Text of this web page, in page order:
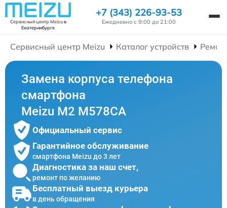
Сервисный центр Meizuв
Екатеринбурге
+7 (343) 226-93-53
Ежедневно с 9:00 до 21:00
Сервисный центр Meizu Каталог устройств
Замена корпуса телефона
смартфона
Meizu M2 M578CA
Официальный сервис
Гарантийное обслуживание
смартфона Meizu до 3 лет
Диагностика за наш счет,
ремонт по желанию
Бесплатный выезд курьера
в день обращения